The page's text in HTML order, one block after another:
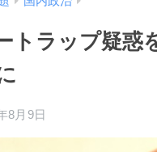
トラップ疑惑
8月9日